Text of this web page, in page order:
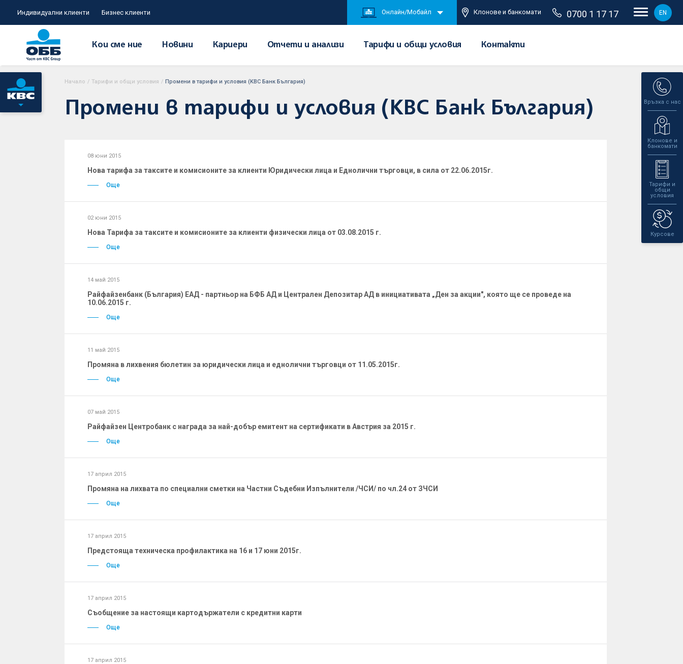
Индивидуални клиенти Бизнес клиенти Онлайн/Мобайл Клонове и банкомати 0700 1 17 17 EN
Кои сме ние Новини Кариери Отчети и анализи Тарифи и общи условия Контакти
Връзка с нас
Клонове и
банкомати
Тарифи и
общи
условия
Курсове
Начало / Тарифи и общи условия / Промени в тарифи и условия (KBC Банк България)
Промени в тарифи и условия (KBC Банк България)
08 юни 2015
Нова тарифа за таксите и комисионите за клиенти Юридически лица и Еднолични търговци, в сила от 22.06.2015г.
Още
02 юни 2015
Нова Тарифа за таксите и комисионите за клиенти физически лица от 03.08.2015 г.
Още
14 май 2015
Райфайзенбанк (България) ЕАД - партньор на БФБ АД и Централен Депозитар АД в инициативата „Ден за акции", която ще се проведе на
10.06.2015 г.
Още
11 май 2015
Промяна в лихвения бюлетин за юридически лица и еднолични търговци от 11.05.2015г.
Още
07 май 2015
Райфайзен Центробанк с награда за най-добър емитент на сертификати в Австрия за 2015 г.
Още
17 април 2015
Промяна на лихвата по специални сметки на Частни Съдебни Изпълнители /ЧСИ/ по чл.24 от ЗЧСИ
Още
17 април 2015
Предстояща техническа профилактика на 16 и 17 юни 2015г.
Още
17 април 2015
Съобщение за настоящи картодържатели с кредитни карти
Още
17 април 2015